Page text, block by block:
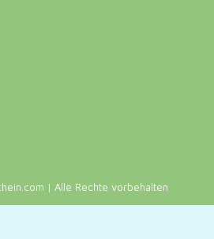
| Alle Rechte vorbehalten